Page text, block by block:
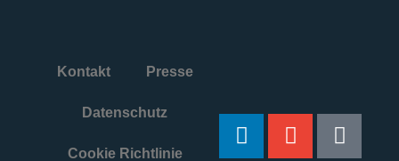
Kontakt Presse
Datenschutz
Cookie Richtlinie